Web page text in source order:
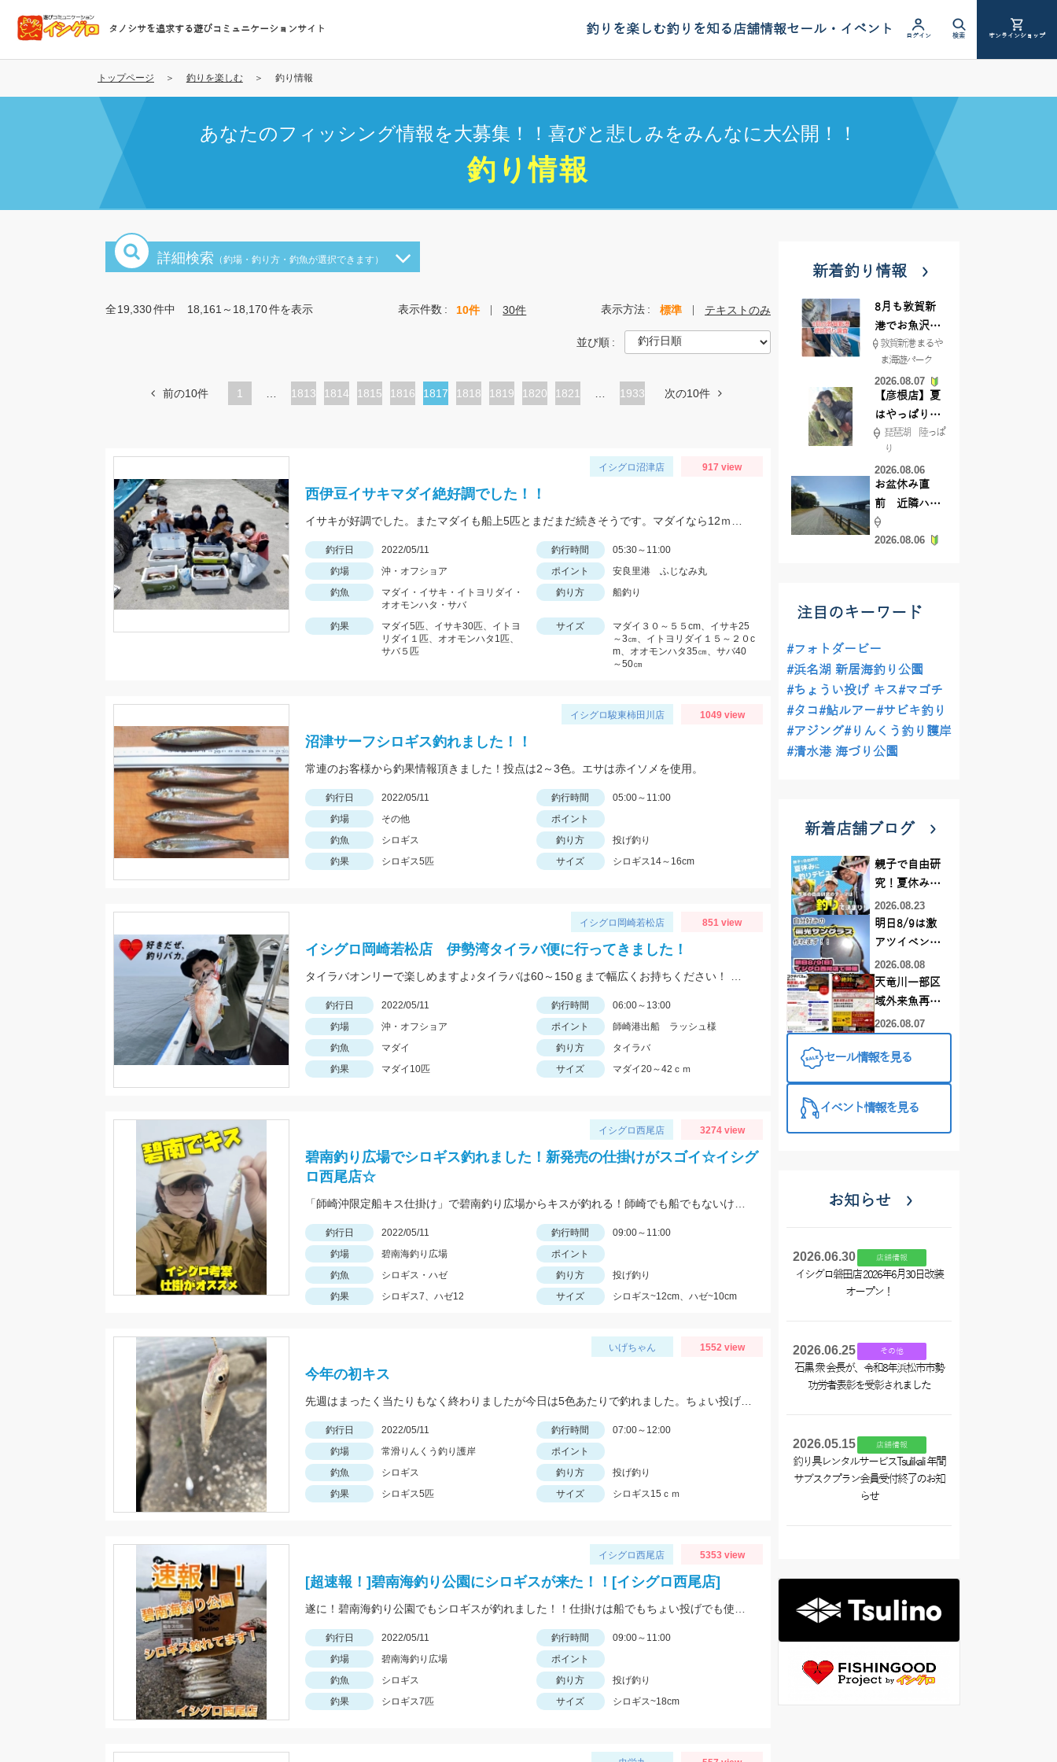
コ
テ
タノシサを追求する遊びコミュニケーションサイト 釣りを楽しむ釣りを知る店舗情報セール・イベント ログイン 検索 オンラインショップ
トップページ 釣りを楽しむ 釣り情報
あなたのフィッシング情報を大募集！！喜びと悲しみをみんなに大公開！！
釣り情報
詳細検索 （釣場・釣り方・釣魚が選択できます）
全19,330件中 18,161～18,170件を表示 表示件数 10件 30件 表示方法 標準 テキストのみ
並び順
前の10件 1
ペ
1813
ペ
1814
ペ
1815
ペ
1816
カ
ペ
1817
ペ
1818
ペ
1819
ペ
1820
ペ
1821 1933 次の10件
イシグロ沼津店 917 view
西伊豆イサキマダイ絶好調でした！！
釣行日 2022/05/11 釣行時間
05:30～11:00
釣場
沖・オフショア ポイント
安良里港 ふじなみ丸
釣魚
マダイ・イサキ・イトヨリダイ・
オオモンハタ・サバ
釣り方 船釣り
釣果
マダイ5匹、イサキ30匹、イトヨ
リダイ１匹、オオモンハタ1匹、
サバ５匹
サイズ
マダイ３０～５５cm、イサキ25
～3㎝、イトヨリダイ１５～２０c
m、オオモンハタ35㎝、サバ40
～50㎝
イシグロ駿東柿田川店 1049 view
沼津サーフシロギス釣れました！！
常連のお客様から釣果情報頂きました！投点は2～3色。エサは赤イソメを使用。
釣行日 2022/05/11 釣行時間
05:00～11:00
釣場
その他
ポイント
釣魚
シロギス 釣り方
投げ釣り
釣果
シロギス5匹 サイズ シロギス14～16cm
イシグロ岡崎若松店 851 view
イシグロ岡崎若松店 伊勢湾タイラバ便に行ってきました！
釣行日 2022/05/11 釣行時間
06:00～13:00
釣場
沖・オフショア ポイント
師崎港出船 ラッシュ様
釣魚
マダイ 釣り方
タイラバ
釣果
マダイ10匹 サイズ マダイ20～42ｃｍ
イシグロ西尾店 3274 view
碧南釣り広場でシロギス釣れました！新発売の仕掛けがスゴイ☆イシグ
ロ西尾店☆
釣行日 2022/05/11 釣行時間
09:00～11:00
釣場
碧南海釣り広場
ポイント
釣魚
シロギス・ハゼ 釣り方
投げ釣り
釣果
シロギス7、ハゼ12 サイズ シロギス~12cm、ハゼ~10cm
いげちゃん 1552 view
今年の初キス
釣行日 2022/05/11 釣行時間
07:00～12:00
釣場
常滑りんくう釣り護岸
ポイント
釣魚
シロギス 釣り方
投げ釣り
釣果
シロギス5匹 サイズ シロギス15ｃｍ
イシグロ西尾店 5353 view
[超速報！]碧南海釣り公園にシロギスが来た！！[イシグロ西尾店]
釣行日 2022/05/11 釣行時間
09:00～11:00
釣場
碧南海釣り広場
ポイント
釣魚
シロギス 釣り方
投げ釣り
釣果
シロギス7匹 サイズ シロギス~18cm
新着釣り情報
8月も敦賀新
港でお魚沢山
♪ イシグロ彦
根店
敦賀新港 まるや
ま海遊パーク
2026.08.07
【彦根店】夏
はやっぱりカ
バー撃ち
【45cmキャ
ッチ】
琵琶湖 陸っぱ
り
2026.08.06
お盆休み直
前 近隣ハゼ
釣り場調査し
てきました
2026.08.06
注目のキーワード
#フォトダービー
#浜名湖 新居海釣り公園
#ちょうい投げ キス#マゴチ
#タコ#鮎ルアー#サビキ釣り
#アジング#りんくう釣り護岸
#清水港 海づり公園
新着店舗ブログ
親子で自由研
究！夏休みに
釣りデビュー
2026.08.23
明日8/9は激
アツイベント
日！！！～オ
ーダー偏光グ
ラス受注会～
2026.08.08
天竜川一部区
域外来魚再放
流禁止となり
2026.08.07
セール情報を見る
イベント情報を見る
お知らせ
2026.06.30 店舗情報
イシグロ磐田店 2026年6月30日改装
オープン！
2026.06.25 その他
石黒 衆 会長が、令和8年浜松市市勢
功労者表彰を受彰されました
2026.05.15 店舗情報
釣り具レンタルサービスTsulikali 年間
サブスクプラン会員受付終了のお知
らせ